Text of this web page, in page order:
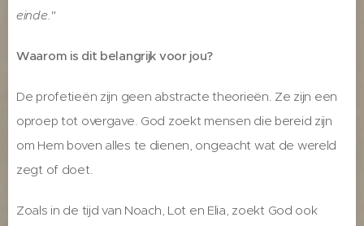
einde."
Waarom is dit belangrijk voor jou?
De profetieën zijn geen abstracte theorieën. Ze zijn een
oproep tot overgave. God zoekt mensen die bereid zijn
om Hem boven alles te dienen, ongeacht wat de wereld
zegt of doet.
Zoals in de tijd van Noach, Lot en Elia, zoekt God ook